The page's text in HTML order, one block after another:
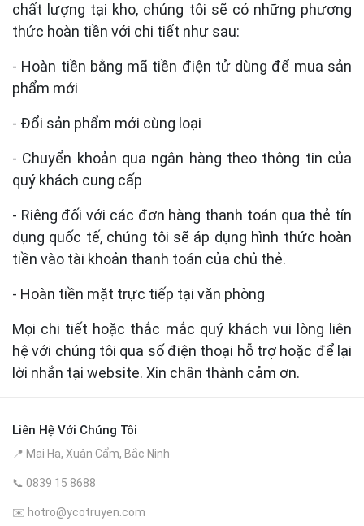
chất lượng tại kho, chúng tôi sẽ có những phương
thức hoàn tiền với chi tiết như sau:
- Hoàn tiền bằng mã tiền điện tử dùng để mua sản
phẩm mới
- Đổi sản phẩm mới cùng loại
- Chuyển khoản qua ngân hàng theo thông tin của
quý khách cung cấp
- Riêng đối với các đơn hàng thanh toán qua thẻ tín
dụng quốc tế, chúng tôi sẽ áp dụng hình thức hoàn
tiền vào tài khoản thanh toán của chủ thẻ.
- Hoàn tiền mặt trực tiếp tại văn phòng
Mọi chi tiết hoặc thắc mắc quý khách vui lòng liên
hệ với chúng tôi qua số điện thoại hỗ trợ hoặc để lại
lời nhắn tại website. Xin chân thành cảm ơn.
Liên Hệ Với Chúng Tôi
📍 Mai Hạ, Xuân Cẩm, Bắc Ninh
📞 0839 15 8688
✉️ hotro@ycotruyen.com